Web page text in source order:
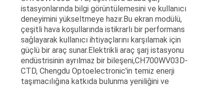
istasyonlarında bilgi görüntülemesini ve kullanıcı
deneyimini yükseltmeye hazır.Bu ekran modülü,
çeşitli hava koşullarında istikrarlı bir performans
sağlayarak kullanıcı ihtiyaçlarını karşılamak için
güçlü bir araç sunar.Elektrikli araç şarj istasyonu
endüstrisinin ayrılmaz bir bileşeni,CH700WV03D-
CTD, Chengdu Optoelectronic'in temiz enerji
taşımacılığına katkıda bulunma yeniliğini ve